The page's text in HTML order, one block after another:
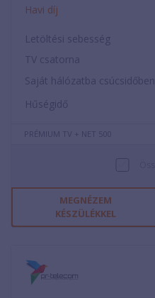
Havi díj
Letöltési sebesség
TV csatorna
Saját hálózatba csúcsidőben
Hűségidő
PRÉMIUM TV + NET 500
MEGNÉZEM
KÉSZÜLÉKKEL